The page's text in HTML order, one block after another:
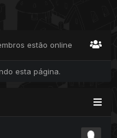
estão online
esta página.